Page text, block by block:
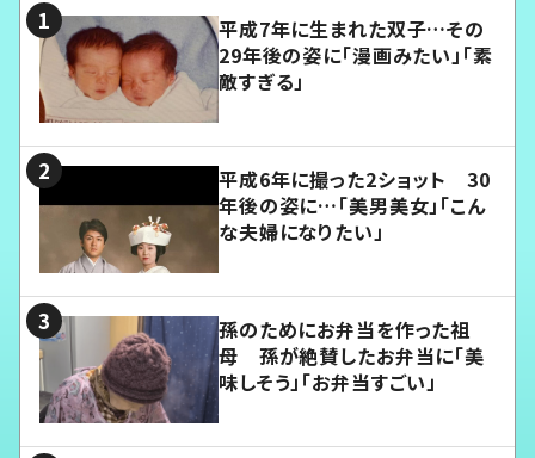
平成7年に生まれた双子…その
29年後の姿に「漫画みたい」「素
敵すぎる」
平成6年に撮った2ショット 30
年後の姿に…「美男美女」「こん
な夫婦になりたい」
孫のためにお弁当を作った祖
母 孫が絶賛したお弁当に「美
味しそう」「お弁当すごい」